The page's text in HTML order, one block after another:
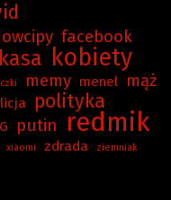
facebook
kasa kobiety
memy menel mąż
polityka
putin redmik
xiaomi zdrada
ziemniak